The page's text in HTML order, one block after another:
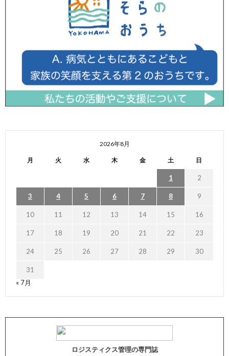
2026年8月
月 火 水 木 金 土 日
1 2
3 4 5 6 7 8 9
10 11 12 13 14 15 16
17 18 19 20 21 22 23
24 25 26 27 28 29 30
31
« 7月
ロジスティクス管理の専門誌